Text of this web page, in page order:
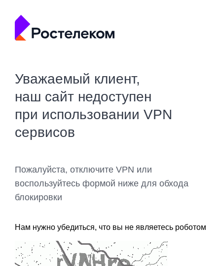
Уважаемый клиент,
наш сайт недоступен
при использовании VPN
сервисов
Пожалуйста, отключите VPN или
воспользуйтесь формой ниже для обхода
блокировки
Нам нужно убедиться, что вы не являетесь роботом